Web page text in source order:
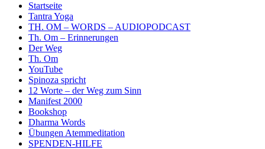
Startseite
Tantra Yoga
TH. OM – WORDS – AUDIOPODCAST
Th. Om – Erinnerungen
Der Weg
Th. Om
YouTube
Spinoza spricht
12 Worte – der Weg zum Sinn
Manifest 2000
Bookshop
Dharma Words
Übungen Atemmeditation
SPENDEN-HILFE